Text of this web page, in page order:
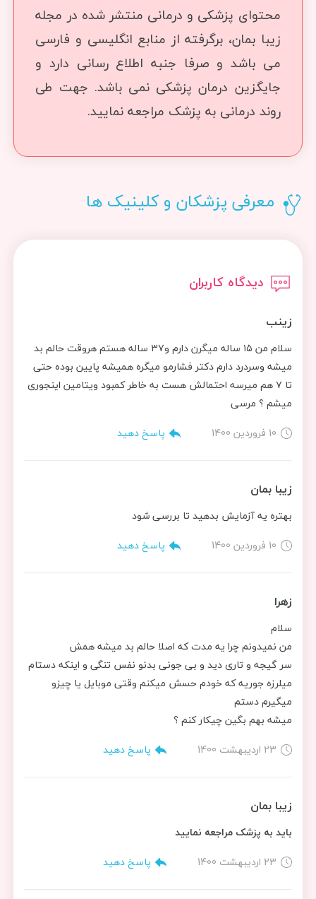
محتوای پزشکی و درمانی منتشر شده در مجله
زیبا بمان، برگرفته از منابع انگلیسی و فارسی
می باشد و صرفا جنبه اطلاع رسانی دارد و
جایگزین درمان پزشکی نمی باشد. جهت طی
روند درمانی به پزشک مراجعه نمایید.
معرفی پزشکان و کلینیک ها
دیدگاه کاربران
زینب
سلام من ۱۵ ساله میگرن دارم و۳۷ ساله هستم هروقت حالم بد
میشه وسردرد دارم دکتر فشارمو میگره همیشه پایین بوده حتی
تا ۷ هم میرسه احتمالش هست به خاطر کمبود ویتامین اینجوری
میشم ؟ مرسی
10 فروردین 1400
پاسخ دهید
زیبا بمان
بهتره یه آزمایش بدهید تا بررسی شود
10 فروردین 1400
پاسخ دهید
زهرا
سلام‌
من نمیدونم چرا یه مدت که اصلا حالم بد میشه همش
سر گیجه و تاری دید و بی جونی بدنو نفس تنگی و اینکه دستام
میلرزه جوریه که خودم حسش میکنم وقتی موبایل یا چیزو
میگیرم دستم
میشه بهم بگین چیکار کنم ؟
23 اردیبهشت 1400
پاسخ دهید
زیبا بمان
باید به پزشک مراجعه نمایید
23 اردیبهشت 1400
پاسخ دهید